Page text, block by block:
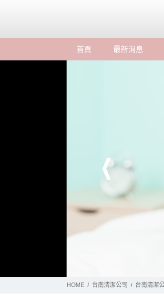
首頁 最新消息
HOME 台南清潔公司 台南清潔